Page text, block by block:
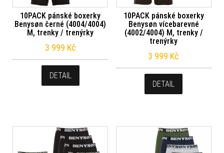
10PACK pánské boxerky
Benysøn černé (4004/4004)
M, trenky / trenýrky
3 999 Kč
DETAIL
10PACK pánské boxerky
Benysøn vícebarevné
(4002/4004) M, trenky /
trenýrky
3 999 Kč
DETAIL